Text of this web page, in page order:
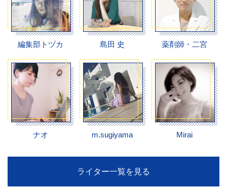
編集部トヅカ 島田 史 薬剤師・二宮
ナオ m.sugiyama Mirai
ライター一覧を見る